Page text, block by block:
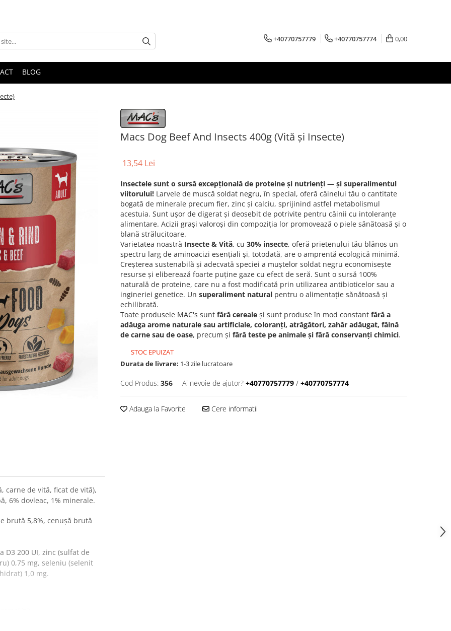
+40770757779 +40770757774 0,00
BLOG
Macs Dog Beef And Insects 400g (Vită și Insecte)
13,54 Lei
Insectele sunt o sursă excepțională de proteine și nutrienți — și superalimentul
viitorului! Larvele de muscă soldat negru, în special, oferă câinelui tău o cantitate
bogată de minerale precum fier, zinc și calciu, sprijinind astfel metabolismul
acestuia. Sunt ușor de digerat și deosebit de potrivite pentru câinii cu intoleranțe
alimentare. Acizii grași valoroși din compoziția lor promovează o piele sănătoasă și o
blană strălucitoare.
Varietatea noastră Insecte & Vită, cu 30% insecte, oferă prietenului tău blănos un
spectru larg de aminoacizi esențiali și, totodată, are o amprentă ecologică minimă.
Creșterea sustenabilă și adecvată speciei a muștelor soldat negru economisește
resurse și eliberează foarte puține gaze cu efect de seră. Sunt o sursă 100%
naturală de proteine, care nu a fost modificată prin utilizarea antibioticelor sau a
ingineriei genetice. Un superaliment natural pentru o alimentație sănătoasă și
echilibrată.
Toate produsele MAC's sunt fără cereale și sunt produse în mod constant fără a
adăuga arome naturale sau artificiale, coloranți, atrăgători, zahăr adăugat, făină
de carne sau de oase, precum și fără teste pe animale și fără conservanți chimici.
STOC EPUIZAT
Durata de livrare: 1-3 zile lucratoare
Cod Produs: 356 Ai nevoie de ajutor? +40770757779 / +40770757774
Adauga la Favorite Cere informatii
carne de vită, ficat de vită),
6% dovleac, 1% minerale.
brută 5,8%, cenușă brută
D3 200 UI, zinc (sulfat de
0,75 mg, seleniu (selenit
1,0 mg.
în funcție de rasă, vârstă,